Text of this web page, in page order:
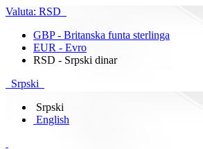
Valuta: RSD
GBP - Britanska funta sterlinga
EUR - Evro
RSD - Srpski dinar
Srpski
Srpski
English